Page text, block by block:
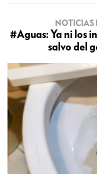
NOTICIAS
#Aguas: Ya ni los
salvo del